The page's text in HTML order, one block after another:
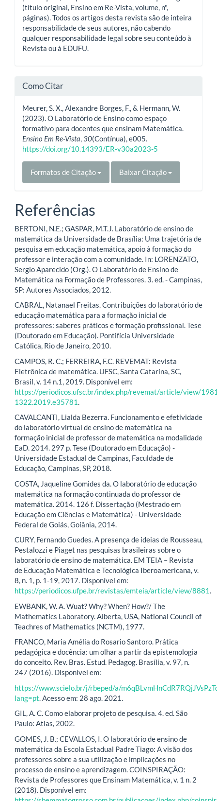
(título original, Ensino em Re-Vista, volume, nº,
páginas). Todos os artigos desta revista são de inteira
responsabilidade de seus autores, não cabendo
qualquer responsabilidade legal sobre seu conteúdo à
Revista ou à EDUFU.
Como Citar
Meurer, S. X., Alexandre Borges, F., & Hermann, W.
(2023). O Laboratório de Ensino como espaço
formativo para docentes que ensinam Matemática.
Ensino Em Re-Vista,30(Contínua), e005.
https://doi.org/10.14393/ER-v30a2023-5
Formatos de Citação Baixar Citação
Referências
BERTONI, N.E.; GASPAR, M.T.J. Laboratório de ensino de
matemática da Universidade de Brasília: Uma trajetória de
pesquisa em educação matemática, apoio à formação do
professor e interação com a comunidade. In: LORENZATO,
Sergio Aparecido (Org.). O Laboratório de Ensino de
Matemática na Formação de Professores. 3. ed. - Campinas,
SP: Autores Associados, 2012.
CABRAL, Natanael Freitas. Contribuições do laboratório de
educação matemática para a formação inicial de
professores: saberes práticos e formação profissional. Tese
(Doutorado em Educação). Pontifícia Universidade
Católica, Rio de Janeiro, 2010.
CAMPOS, R. C.; FERREIRA, F.C. REVEMAT: Revista
Eletrônica de matemática. UFSC, Santa Catarina, SC,
Brasil, v. 14 n.1, 2019. Disponível em:
https://periodicos.ufsc.br/index.php/revemat/article/view/
1322.2019.e35781
CAVALCANTI, Lialda Bezerra. Funcionamento e efetividade
do laboratório virtual de ensino de matemática na
formação inicial de professor de matemática na modalidade
EaD. 2014. 297 p. Tese (Doutorado em Educação) -
Universidade Estadual de Campinas, Faculdade de
Educação, Campinas, SP, 2018.
COSTA, Jaqueline Gomides da. O laboratório de educação
matemática na formação continuada do professor de
matemática. 2014. 126 f. Dissertação (Mestrado em
Educação em Ciências e Matemática) - Universidade
Federal de Goiás, Goiânia, 2014.
CURY, Fernando Guedes. A presença de ideias de Rousseau,
Pestalozzi e Piaget nas pesquisas brasileiras sobre o
laboratório de ensino de matemática. EM TEIA – Revista
de Educação Matemática e Tecnológica Iberoamericana, v.
8, n. 1, p. 1-19, 2017. Disponível em:
https://periodicos.ufpe.br/revistas/emteia/article/view/8881.
EWBANK, W. A. Wuat? Why? When? How?/ The
Mathematics Laboratory. Alberta, USA, National Council of
Teachres of Mathematics (NCTM), 1977.
FRANCO, Maria Amélia do Rosario Santoro. Prática
pedagógica e docência: um olhar a partir da epistemologia
do conceito. Rev. Bras. Estud. Pedagog. Brasília, v. 97, n.
247 (2016). Disponível em:
https://www.scielo.br/j/rbeped/a/
lang=pt . Acesso em: 28 ago. 2021.
GIL, A. C. Como elaborar projeto de pesquisa. 4. ed. São
Paulo: Atlas, 2002.
GOMES, J. B.; CEVALLOS, I. O laboratório de ensino de
matemática da Escola Estadual Padre Tiago: A visão dos
professores sobre a sua utilização e implicações no
processo de ensino e aprendizagem. COINSPIRAÇÃO:
Revista de Professores que Ensinam Matemática, v. 1 n. 2
(2018). Disponível em: